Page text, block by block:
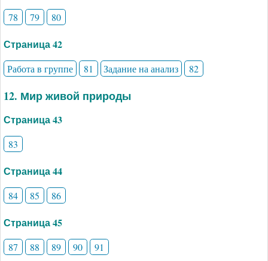
78 79 80
Страница 42
Работа в группе 81 Задание на анализ 82
12. Мир живой природы
Страница 43
83
Страница 44
84 85 86
Страница 45
87 88 89 90 91